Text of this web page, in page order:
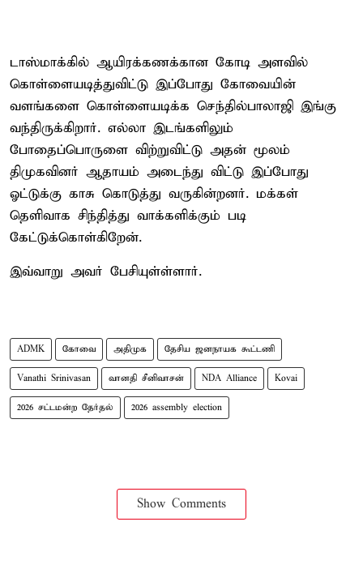
டாஸ்மாக்கில் ஆயிரக்கணக்கான கோடி அளவில்
கொள்ளையடித்துவிட்டு இப்போது கோவையின்
வளங்களை கொள்ளையடிக்க செந்தில்பாலாஜி இங்கு
வந்திருக்கிறார். எல்லா இடங்களிலும்
போதைப்பொருளை விற்றுவிட்டு அதன் மூலம்
திமுகவினர் ஆதாயம் அடைந்து விட்டு இப்போது
ஓட்டுக்கு காசு கொடுத்து வருகின்றனர். மக்கள்
தெளிவாக சிந்தித்து வாக்களிக்கும் படி
கேட்டுக்கொள்கிறேன்.
இவ்வாறு அவர் பேசியுள்ள்ளார்.
ADMK கோவை அதிமுக தேசிய ஜனநாயக கூட்டணி
Vanathi Srinivasan வானதி சீனிவாசன் NDA Alliance Kovai
2026 சட்டமன்ற தேர்தல் 2026 assembly election
Show Comments